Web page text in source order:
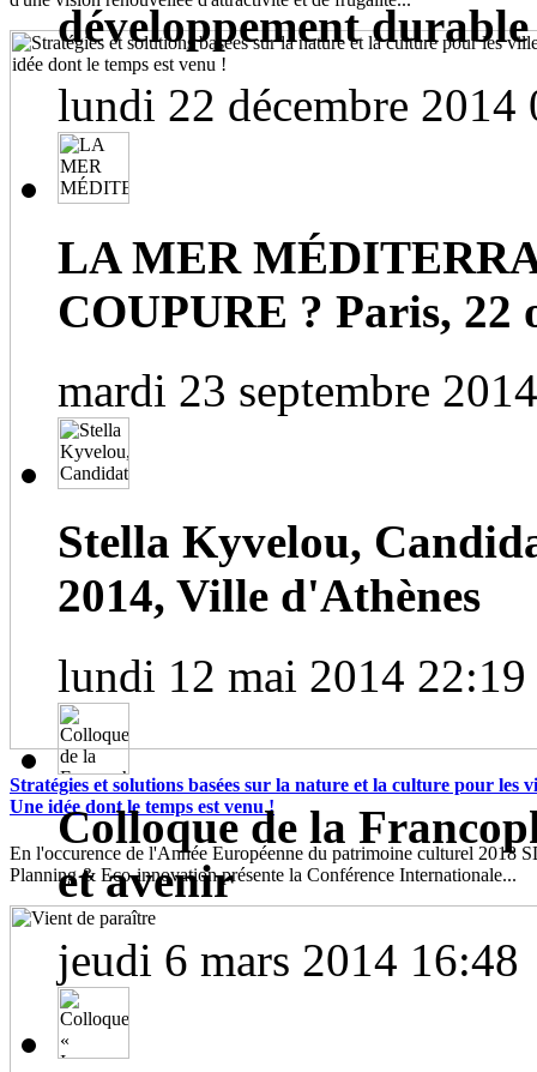
Stratégies et solutions basées sur la nature et la culture pour les
Une idée dont le temps est venu !
En l'occurence de l'Année Européenne du patrimoine culturel 2018
Planning & Eco-innovation présente la Conférence Internationale...
développement
lundi 22 décembre 2014
LA MER
COUPURE ? Paris, 22
mardi 23 septembre
Stella Kyvelou,
2014, Ville d'Athènes
lundi 12 mai 2014 22:19
Colloque de la
et avenir
jeudi 6 mars 2014 16:48